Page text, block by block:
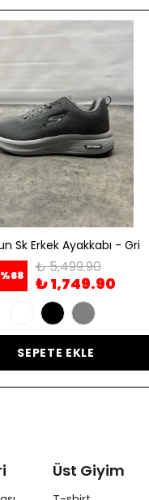
Sk Erkek Ayakkabı - Gri
%68 ₺ 5,499.90
₺ 1,749.90
SEPETE EKLE
Üst Giyim